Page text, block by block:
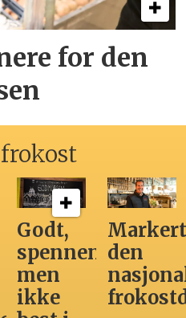
for den
Godt,
spennende,
men
ikke
den